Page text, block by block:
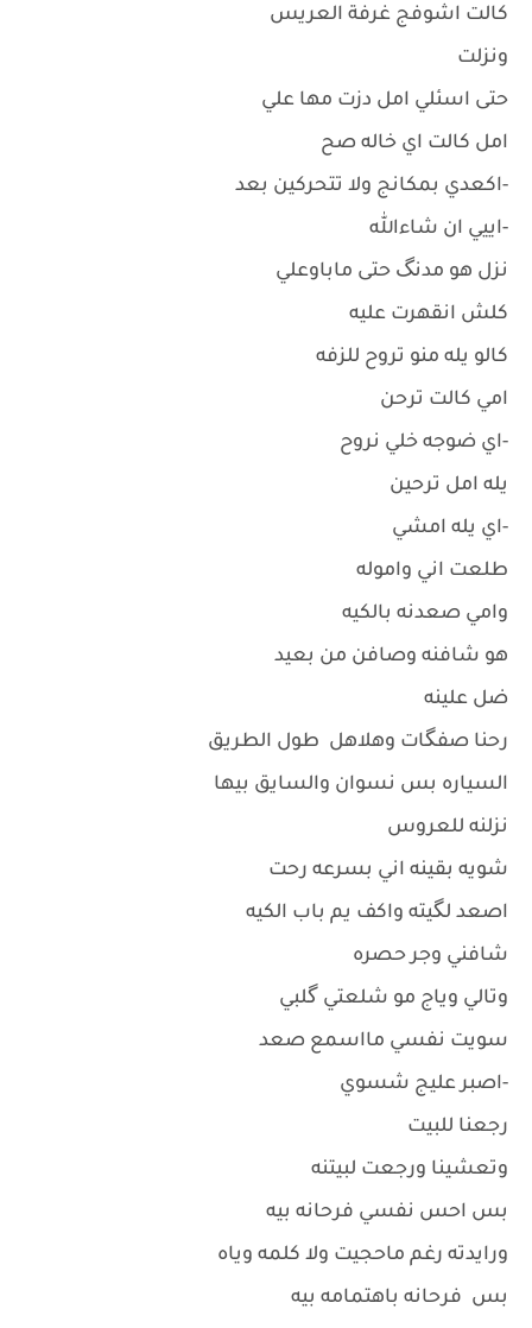
كالت اشوفج غرفة العريس
ونزلت
حتى اسئلي امل دزت مها علي
امل كالت اي خاله صح
-اكعدي بمكانج ولا تتحركين بعد
-اييي ان شاءالله
نزل هو مدنگ حتى ماباوعلي
كلش انقهرت عليه
كالو يله منو تروح للزفه
امي كالت ترحن
-اي ضوجه خلي نروح
يله امل ترحين
-اي يله امشي
طلعت اني واموله
وامي صعدنه بالكيه
هو شافنه وصافن من بعيد
ضل علينه
رحنا صفگات وهلاهل طول الطريق
السياره بس نسوان والسايق بيها
نزلنه للعروس
شويه بقينه اني بسرعه رحت
اصعد لگيته واكف يم باب الكيه
شافني وجر حصره
وتالي وياج مو شلعتي گلبي
سويت نفسي مااسمع صعد
-اصبر عليج شسوي
رجعنا للبيت
وتعشينا ورجعت لبيتنه
بس احس نفسي فرحانه بيه
ورايدته رغم ماحجيت ولا كلمه وياه
بس فرحانه باهتمامه بيه